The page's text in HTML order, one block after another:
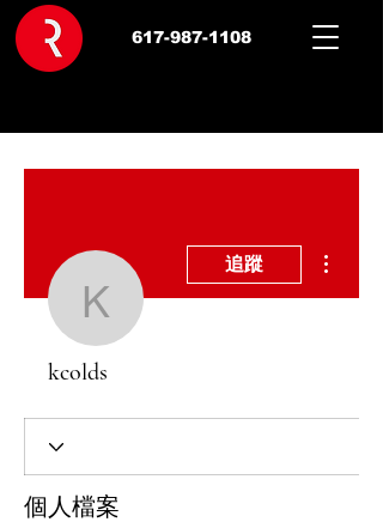
617-987-1108
kcolds
追蹤
kcolds
個人檔案